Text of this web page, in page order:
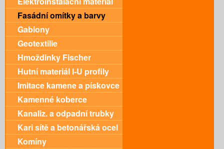
Fasádní omítky a barvy
Gabiony
Geotextilie
Hmoždinky Fischer
Hutní materiál I-U profily
Imitace kamene a pískovce
Kamenné koberce
Kanaliz. a odpadní trubky
Kari sítě a betonářská ocel
Komíny